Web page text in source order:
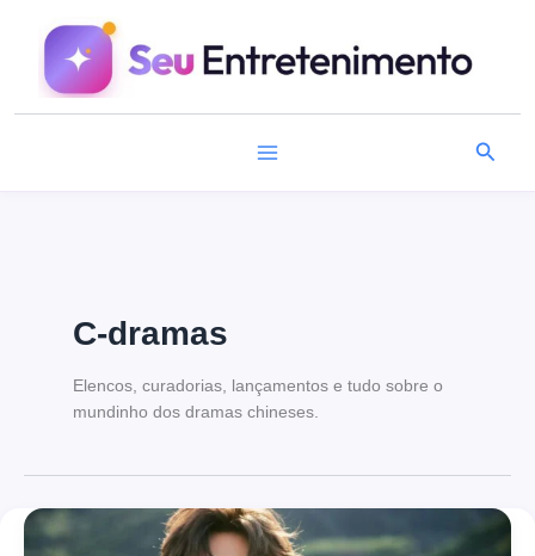
conteúdo
C-dramas
Elencos, curadorias, lançamentos e tudo sobre o
mundinho dos dramas chineses.